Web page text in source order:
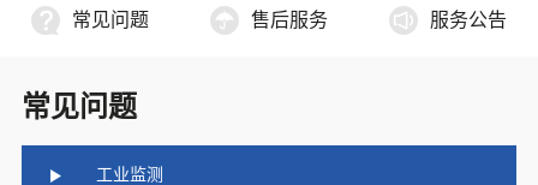
常见问题 售后服务 服务公告
常见问题
工业监测